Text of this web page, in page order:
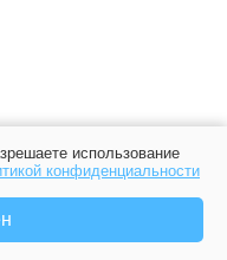
использование
конфиденциальности